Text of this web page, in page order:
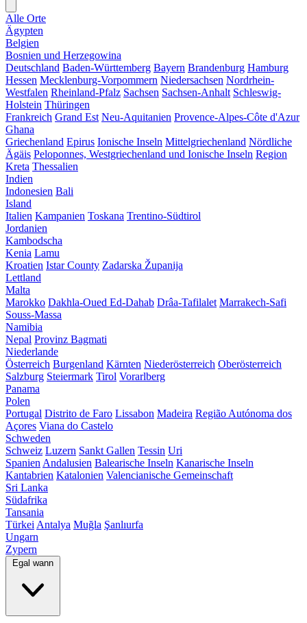
Alle Orte
Ägypten
Belgien
Bosnien und Herzegowina
Deutschland Baden-Württemberg Bayern Brandenburg Hamburg
Hessen Mecklenburg-Vorpommern Niedersachsen Nordrhein-
Westfalen Rheinland-Pfalz Sachsen Sachsen-Anhalt Schleswig-
Holstein Thüringen
Frankreich Grand Est Neu-Aquitanien Provence-Alpes-Côte d'Azur
Ghana
Griechenland Epirus Ionische Inseln Mittelgriechenland Nördliche
Ägäis Peloponnes, Westgriechenland und Ionische Inseln Region
Kreta Thessalien
Indien
Indonesien Bali
Island
Italien Kampanien Toskana Trentino-Südtirol
Jordanien
Kambodscha
Kenia Lamu
Kroatien Istar County Zadarska Županija
Lettland
Malta
Marokko Dakhla-Oued Ed-Dahab Drâa-Tafilalet Marrakech-Safi
Souss-Massa
Namibia
Nepal Provinz Bagmati
Niederlande
Österreich Burgenland Kärnten Niederösterreich Oberösterreich
Salzburg Steiermark Tirol Vorarlberg
Panama
Polen
Portugal Distrito de Faro Lissabon Madeira Região Autónoma dos
Açores Viana do Castelo
Schweden
Schweiz Luzern Sankt Gallen Tessin Uri
Spanien Andalusien Balearische Inseln Kanarische Inseln
Kantabrien Katalonien Valencianische Gemeinschaft
Sri Lanka
Südafrika
Tansania
Türkei Antalya Muğla Şanlıurfa
Ungarn
Zypern
Egal wann